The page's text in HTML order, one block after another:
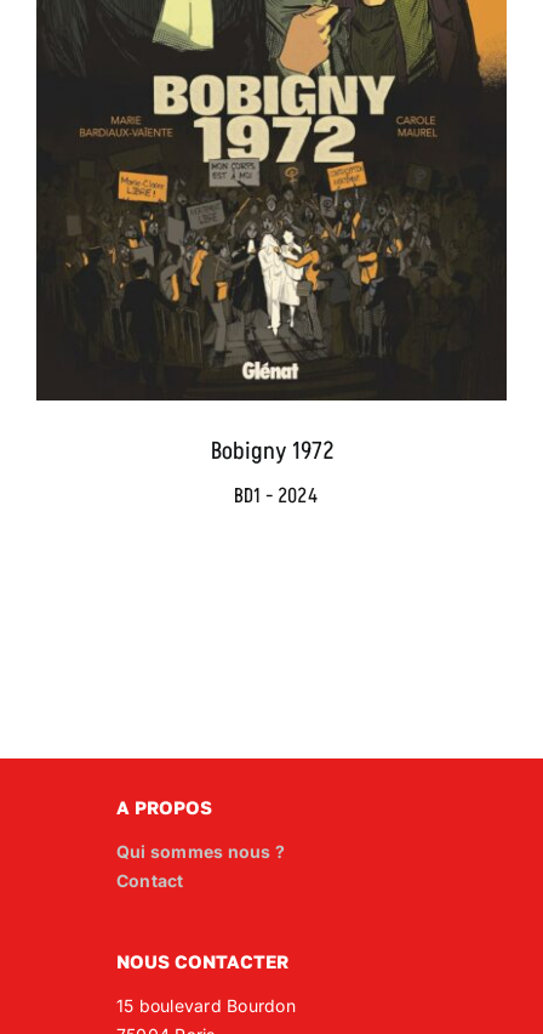
Bobigny 1972
BD1 - 2024
A PROPOS
Qui sommes nous ?
Contact
NOUS CONTACTER
15 boulevard Bourdon